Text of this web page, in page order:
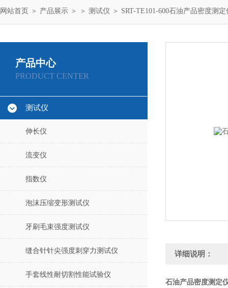
网站首页 ＞ 产品展示 ＞ ＞ 测试仪 ＞ SRT-TE101-600石油产品密度测
产品中心
PRODUCT CENTER
测试仪
伸长仪
流变仪
指数仪
泡沫压缩变形测试仪
牙刷毛束强度测试仪
缝合针针尖强度刺穿力测试仪
手套线性耐切割性能试验仪
详细说明：
石油产品密度测定